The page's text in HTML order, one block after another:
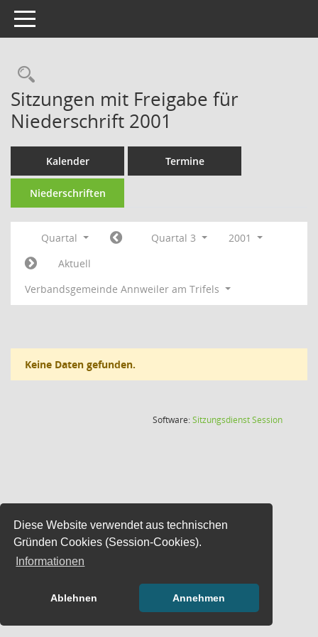
Diese Website verwendet aus technischen
Gründen Cookies (Session-Cookies).
Informationen
Ablehnen Annehmen
Toggle navigation
Rechercheauswahl
Sitzungen mit Freigabe für
Niederschrift 2001
Kalender Termine
Niederschriften
Quartal Quartal 3
2001
Aktuell
Verbandsgemeinde Annweiler am Trifels
Keine Daten gefunden.
Software:SitzungsdienstSession(Wird in